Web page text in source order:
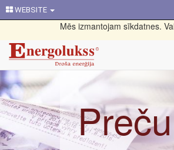
WEBSITE
Mēs izmantojam sīkdatnes.